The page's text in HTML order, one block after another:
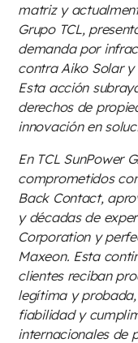
matriz y
Grupo TCL,
demanda por
contra Aiko Solar
Esta acción
derechos de
innovación en
En TCL SunPower
comprometidos
Back Contact,
y décadas de
Corporation y
Maxeon. Esta
clientes reciban
legítima y
fiabilidad y
internacionales de